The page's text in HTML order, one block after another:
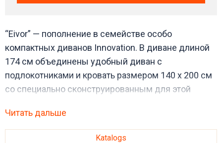
“Eivor” — пополнение в семействе особо
компактных диванов Innovation. В диване длиной
174 см объединены удобный диван с
подлокотниками и кровать размером 140 х 200 см
со специально сконструированным для этой
матрасом.
Читать дальше
Katalogs